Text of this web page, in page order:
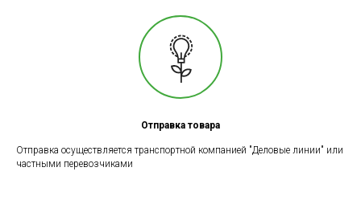
Отправка товара
Отправка осуществляется транспортной компанией "Деловые линии" или
частными перевозчиками